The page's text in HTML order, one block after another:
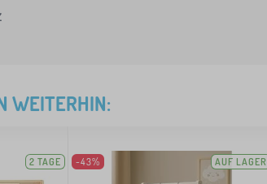
WEITERHIN:
2 TAGE -43% AUF LAGER